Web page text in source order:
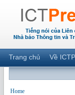
Trang chủ Về
Home